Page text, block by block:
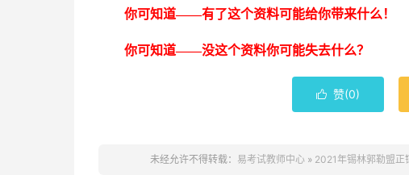
你可知道——有了这个资料可能给你带来什么！
你可知道——没这个资料你可能失去什么？
 赞(0)
未经允许不得转载： 易考试教师中心 » 2021年锡林郭勒盟正